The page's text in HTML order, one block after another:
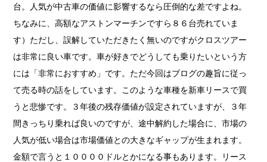
台。人気が中古車の価値に影響するなら圧倒的な差ですよね。
ちなみに、高額なアストンマーチンですら８６台売れていま
す）ただし、誤解していただきたく無いのですがクロスツアー
は非常に良い車です。車が好きでどうしても乗りたいという方
には「非常におすすめ」です。ただ今回はブログの趣旨に従っ
て売る時の話をしています。このような車種を新車リースで買
うと悲惨です。３年後の残存価値が設定されていますが、３年
間きっちり乗れば良いのですが、途中解約した場合に、市場の
人気が低い場合は市場価値との大きなギャップが生まれます。
金額で言うと１００００ドルとかになる事もあります。リース